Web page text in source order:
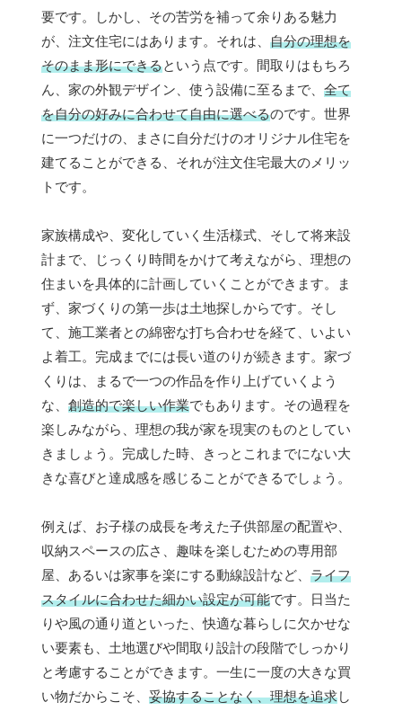
要です。しかし、その苦労を補って余りある魅力
が、注文住宅にはあります。それは、 自分の理想を
そのまま形にできるという点です。間取りはもちろ
ん、家の外観デザイン、使う設備に至るまで、 全て
を自分の好みに合わせて自由に選べるのです。世界
に一つだけの、まさに自分だけのオリジナル住宅を
建てることができる、それが注文住宅最大のメリッ
トです。
家族構成や、変化していく生活様式、そして将来設
計まで、じっくり時間をかけて考えながら、理想の
住まいを具体的に計画していくことができます。ま
ず、家づくりの第一歩は土地探しからです。そし
て、施工業者との綿密な打ち合わせを経て、いよい
よ着工。完成までには長い道のりが続きます。家づ
くりは、まるで一つの作品を作り上げていくよう
な、 創造的で楽しい作業でもあります。その過程を
楽しみながら、理想の我が家を現実のものとしてい
きましょう。完成した時、きっとこれまでにない大
きな喜びと達成感を感じることができるでしょう。
例えば、お子様の成長を考えた子供部屋の配置や、
収納スペースの広さ、趣味を楽しむための専用部
屋、あるいは家事を楽にする動線設計など、 ライフ
スタイルに合わせた細かい設定が可能です。日当た
りや風の通り道といった、快適な暮らしに欠かせな
い要素も、土地選びや間取り設計の段階でしっかり
と考慮することができます。一生に一度の大きな買
い物だからこそ、 妥協することなく、理想を追求し